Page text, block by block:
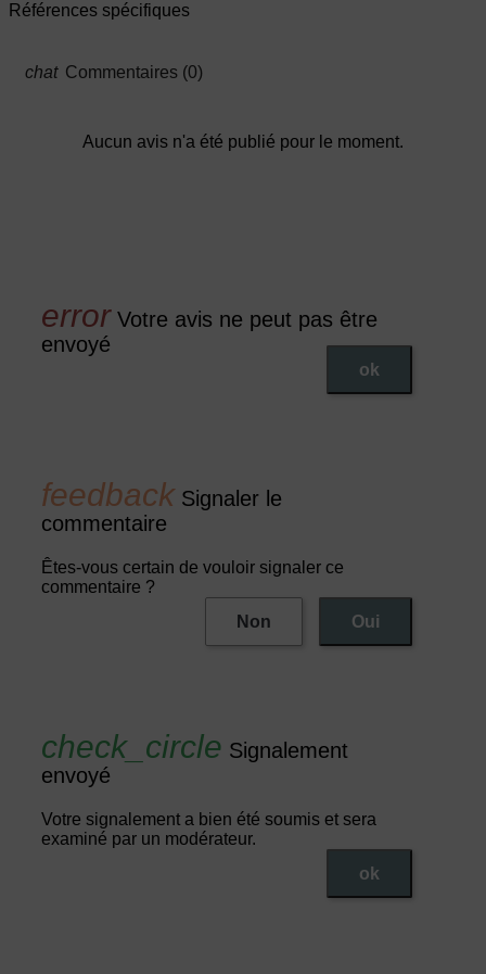
Références spécifiques
Commentaires (0)
Aucun avis n'a été publié pour le moment.
Votre avis ne peut pas être
envoyé
ok
Signaler le
commentaire
Êtes-vous certain de vouloir signaler ce
commentaire ?
Non
Oui
Signalement
envoyé
Votre signalement a bien été soumis et sera
examiné par un modérateur.
ok